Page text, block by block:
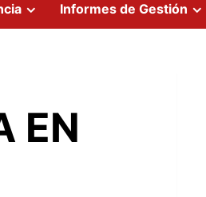
Informes de Gestión
EN